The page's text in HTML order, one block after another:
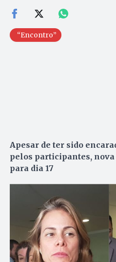
“Encontro”
Apesar de ter sido
pelos participantes,
para dia 17